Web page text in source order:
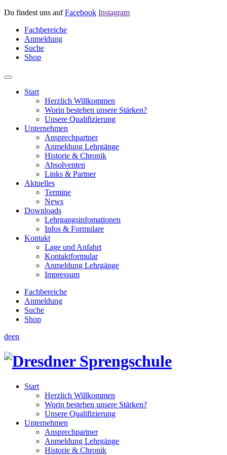
Du findest uns aufFacebook Instagram
Fachbereiche
Anmeldung
Suche
Shop
Start
Herzlich Willkommen
Worin bestehen unsere Stärken?
Unsere Qualifizierung
Unternehmen
Ansprechpartner
Anmeldung Lehrgänge
Historie & Chronik
Absolventen
Links & Partner
Aktuelles
Termine
News
Downloads
Lehrgangsinfomationen
Infos & Formulare
Kontakt
Lage und Anfahrt
Kontaktformular
Anmeldung Lehrgänge
Impressum
Fachbereiche
Anmeldung
Suche
Shop
deen
Start
Herzlich Willkommen
Worin bestehen unsere Stärken?
Unsere Qualifizierung
Unternehmen
Ansprechpartner
Anmeldung Lehrgänge
Historie & Chronik